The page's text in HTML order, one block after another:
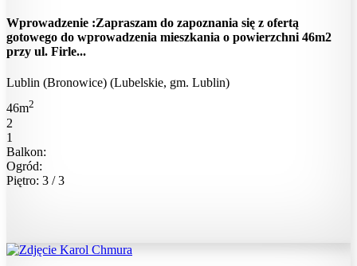
Wprowadzenie :Zapraszam do zapoznania się z ofertą
gotowego do wprowadzenia mieszkania o powierzchni 46m2
przy ul. Firle...
Lublin (Bronowice) (Lubelskie, gm. Lublin)
46m2
2
1
Balkon:
Ogród:
Piętro: 3 / 3